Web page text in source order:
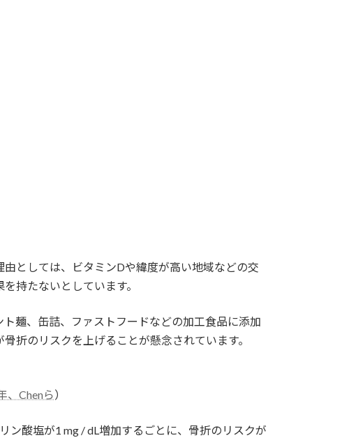
としては、ビタミンDや緯度が高い地域などの交
持たないとしています。
麺、缶詰、ファストフードなどの加工食品に添加
折のリスクを上げることが懸念されています。
、Chenら）
酸塩が1 mg / dL増加するごとに、骨折のリスクが